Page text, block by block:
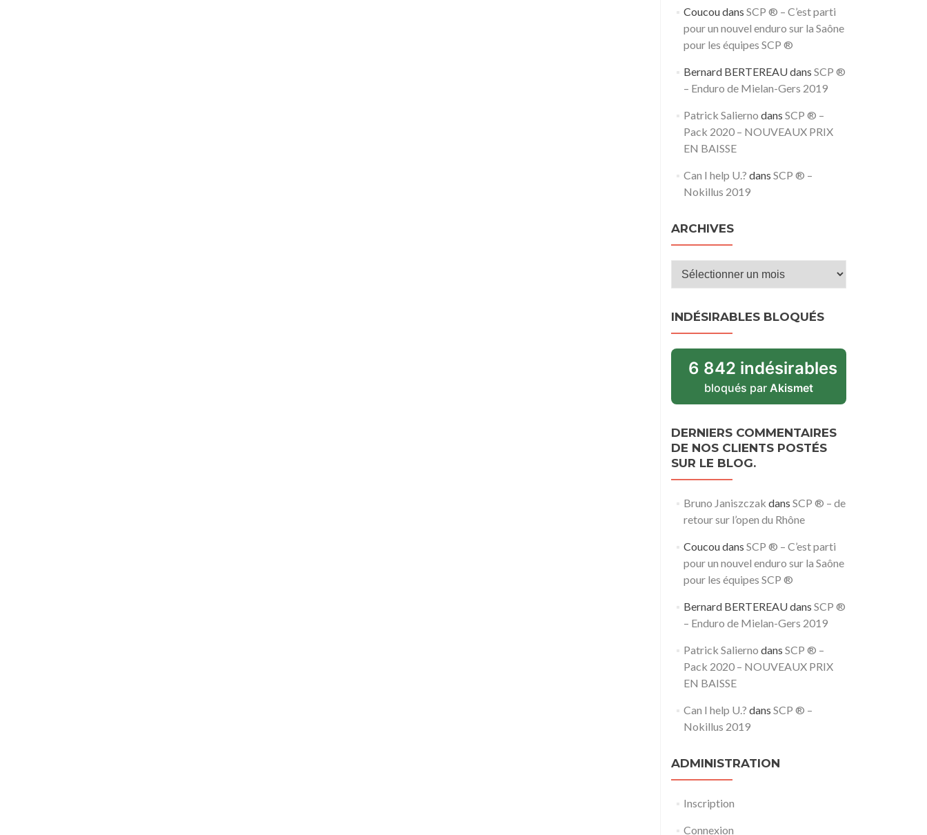
Coucoudans SCP ® – C’est parti
pour un nouvel enduro sur la Saône
pour les équipes SCP ®
Bernard BERTEREAUdans SCP ®
– Enduro de Mielan-Gers 2019
Patrick Salierno dans SCP ® –
Pack 2020 – NOUVEAUX PRIX
EN BAISSE
Can I help U.? dans SCP ® –
Nokillus 2019
ARCHIVES
Archives
INDÉSIRABLES BLOQUÉS
6 842 indésirables
bloqués par Akismet
DERNIERS COMMENTAIRES
DE NOS CLIENTS POSTÉS
SUR LE BLOG.
Bruno Janiszczak dans SCP ® – de
retour sur l’open du Rhône
Coucoudans SCP ® – C’est parti
pour un nouvel enduro sur la Saône
pour les équipes SCP ®
Bernard BERTEREAUdans SCP ®
– Enduro de Mielan-Gers 2019
Patrick Salierno dans SCP ® –
Pack 2020 – NOUVEAUX PRIX
EN BAISSE
Can I help U.? dans SCP ® –
Nokillus 2019
ADMINISTRATION
Inscription
Connexion